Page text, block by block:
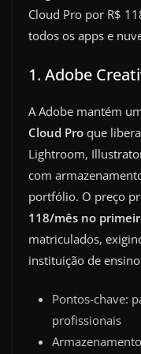
Cloud Pro por R$
todos os apps e
1. Adobe
A Adobe mantém
Cloud Pro que
Lightroom,
com
portfólio. O preço
118/mês no
matriculados,
instituição de
Pontos-chave:
profissionais